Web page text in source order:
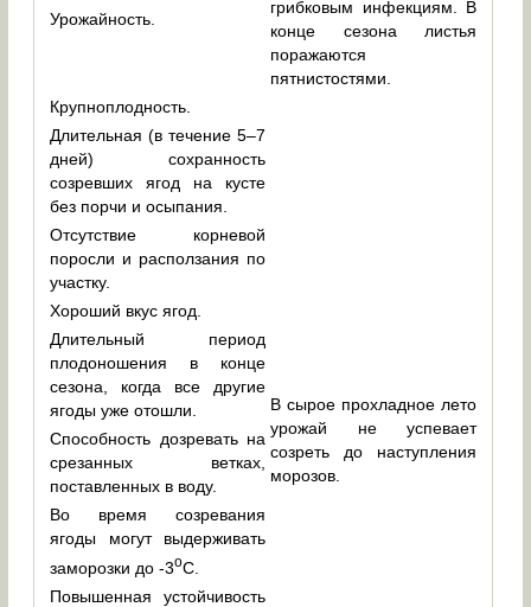
Урожайность.
грибковым инфекциям. В
конце сезона листья
поражаются
пятнистостями.
Крупноплодность.
В сырое прохладное лето
урожай не успевает
созреть до наступления
морозов.
Длительная (в течение 5–7
дней) сохранность
созревших ягод на кусте
без порчи и осыпания.
Отсутствие корневой
поросли и расползания по
участку.
Хороший вкус ягод.
Длительный период
плодоношения в конце
сезона, когда все другие
ягоды уже отошли.
Способность дозревать на
срезанных ветках,
поставленных в воду.
Во время созревания
ягоды могут выдерживать
заморозки до -3оС.
Повышенная устойчивость